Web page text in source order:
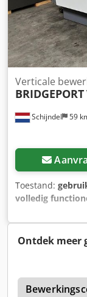
Schijndel 59
Verticale
BRIDGEPORT
Toestand:
volledig
mm, snelle
verplaatsing Y-
,
mm, totale
tafel lengte:580
Ontdek meer